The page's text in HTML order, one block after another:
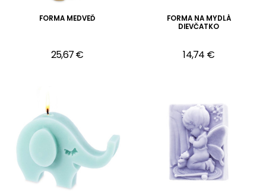
FORMA MEDVEĎ
25,67 €
FORMA NA MYDLÁ
DIEVČATKO
14,74 €